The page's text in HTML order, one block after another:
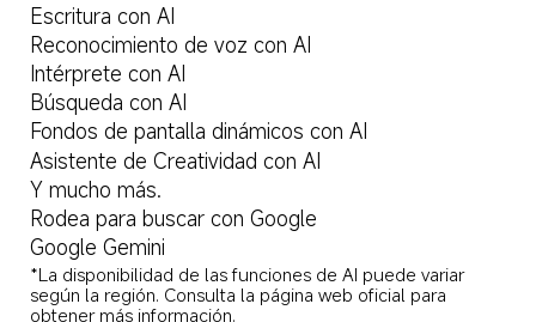
Escritura con AI
Reconocimiento de voz con AI
Intérprete con AI
Búsqueda con AI
Fondos de pantalla dinámicos con AI
Asistente de Creatividad con AI
Y mucho más.
Rodea para buscar con Google
Google Gemini
*La disponibilidad de las funciones de AI puede variar
según la región. Consulta la página web oficial para
obtener más información.